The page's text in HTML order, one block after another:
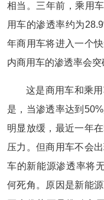
相当。三年前，乘用
用车的渗透率约为
年商用车将进入一个
内商用车的渗透率会突
这是商用车和乘
是，当渗透率达到
明显放缓，最近一年
压力。但商用车不会
车的新能源渗透率将
何死角。原因是新能